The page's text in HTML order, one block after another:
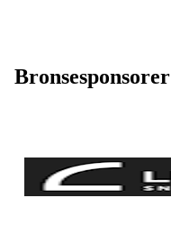
Bronsesponsorer